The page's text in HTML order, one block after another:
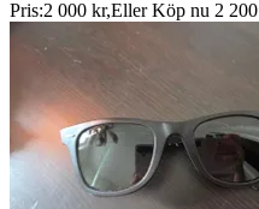
Pris:2 000 kr,Eller Köp nu 2